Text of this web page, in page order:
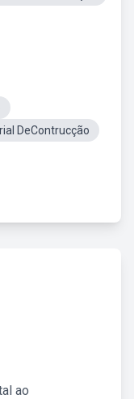
DeContrucção
ao